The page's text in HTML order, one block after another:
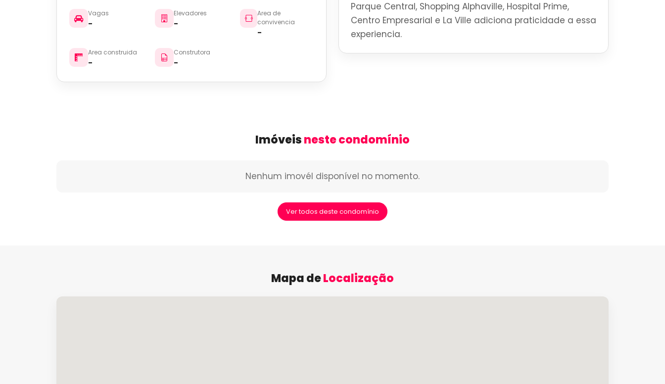
Vagas
-
Elevadores
-
Area de
convivencia
-
Area construida
-
Construtora
-
Parque Central, Shopping Alphaville, Hospital Prime,
Centro Empresarial e La Ville adiciona praticidade a essa
experiencia.
Imóveisneste condomínio
Nenhum imovél disponível no momento.
Ver todos deste condomínio
Mapa deLocalização